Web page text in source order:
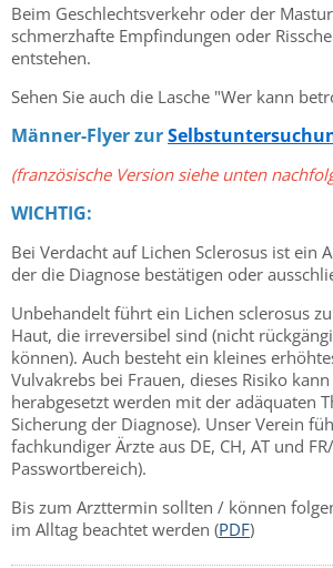
Beim Geschlechtsverkehr oder der
schmerzhafte Empfindungen oder
entstehen.
Sehen Sie auch die Lasche "Wer kann
Männer-Flyer zur
(französische Version siehe unten
WICHTIG:
Bei Verdacht auf Lichen Sclerosus ist ein
der die Diagnose bestätigen oder
Unbehandelt führt ein Lichen sclerosus
Haut, die irreversibel sind (nicht
können). Auch besteht ein kleines
Vulvakrebs bei Frauen, dieses Risiko
herabgesetzt werden mit der adäquaten
Sicherung der Diagnose). Unser Verein
fachkundiger Ärzte aus DE, CH, AT und
Passwortbereich).
Bis zum Arzttermin sollten / können
im Alltag beachtet werden (PDF)